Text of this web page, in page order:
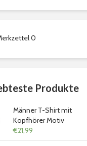
0
Produkte
Männer T-Shirt mit
Kopfhörer Motiv
€21,99